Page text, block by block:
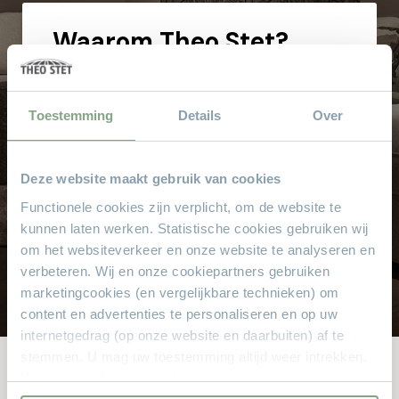
Toestemming Details Over
Deze website maakt gebruik van cookies
Functionele cookies zijn verplicht, om de website te
kunnen laten werken. Statistische cookies gebruiken wij
om het websiteverkeer en onze website te analyseren en
verbeteren. Wij en onze cookiepartners gebruiken
marketingcookies (en vergelijkbare technieken) om
content en advertenties te personaliseren en op uw
internetgedrag (op onze website en daarbuiten) af te
Voor meer informatie en het aanpassen van uw keuze op
Waarom Theo Stet?
Het vertrouwde adres voor al uw meubelen! Geen
aanbetaling & wij bezorgen aan huis!
Hoge service en kwaliteit
Gratis parkeren
Grote keus voor iedere doelgroep
Sinds 1968
8.000 m² met alle soorten stylen meubelen